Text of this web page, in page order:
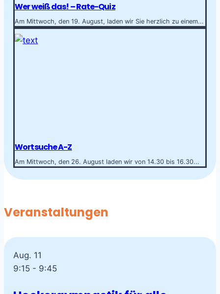
Wer weiß das! – Rate-Quiz
Am Mittwoch, den 19. August, laden wir Sie herzlich zu einem...
Wortsuche A-Z
Am Mittwoch, den 26. August laden wir von 14.30 bis 16.30...
Veranstaltungen
Aug. 11
9:15 - 9:45